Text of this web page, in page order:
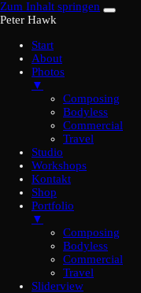
Zum Inhalt springen
Peter Hawk
Start
About
Photos
▼
Composing
Bodyless
Commercial
Travel
Studio
Workshops
Kontakt
Shop
Portfolio
▼
Composing
Bodyless
Commercial
Travel
Sliderview